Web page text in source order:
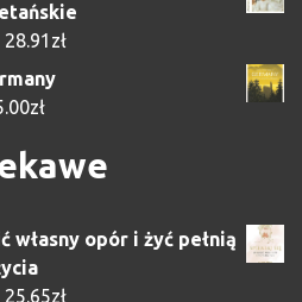
28.91 zł
zł
własny opór i żyć pełnią
25.65zł